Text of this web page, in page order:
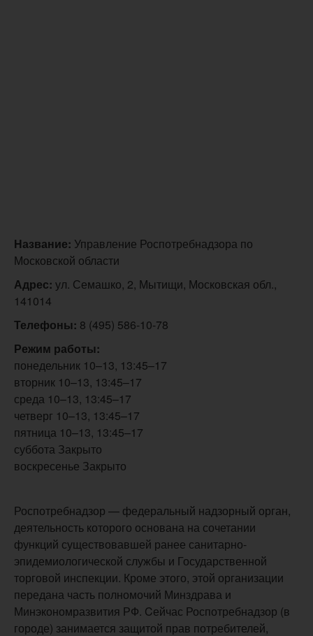
Название: Управление Роспотребнадзора по
Московской области
Адрес: ул. Семашко, 2, Мытищи, Московская обл.,
141014
Телефоны: 8 (495) 586-10-78
Режим работы:
понедельник 10–13, 13:45–17
вторник 10–13, 13:45–17
среда 10–13, 13:45–17
четверг 10–13, 13:45–17
пятница 10–13, 13:45–17
суббота Закрыто
воскресенье Закрыто
Роспотребнадзор — федеральный надзорный орган,
деятельность которого основана на сочетании
функций существовавшей ранее санитарно-
эпидемиологической службы и Государственной
торговой инспекции. Кроме этого, этой организации
передана часть полномочий Минздрава и
Минэкономразвития РФ. Cейчас Роспотребнадзор (в
городе) занимается защитой прав потребителей,